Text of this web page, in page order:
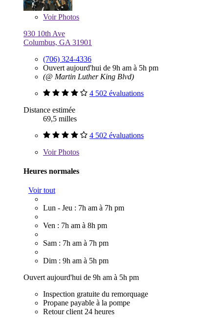
VoirPhotos
930 10th Ave
Columbus, GA 31901
(706) 324-4336
Ouvert aujourd'hui de 9h am à 5h pm
(@ Martin Luther King Blvd)
4 502 évaluations
Distance estimée
69,5 milles
4 502 évaluations
VoirPhotos
Heures normales
Voir tout
Lun - Jeu : 7h am à 7h pm
Ven : 7h am à 8h pm
Sam : 7h am à 7h pm
Dim : 9h am à 5h pm
Ouvert aujourd'hui de 9h am à 5h pm
Inspection gratuite du remorquage
Propane payable à la pompe
Retour client 24 heures